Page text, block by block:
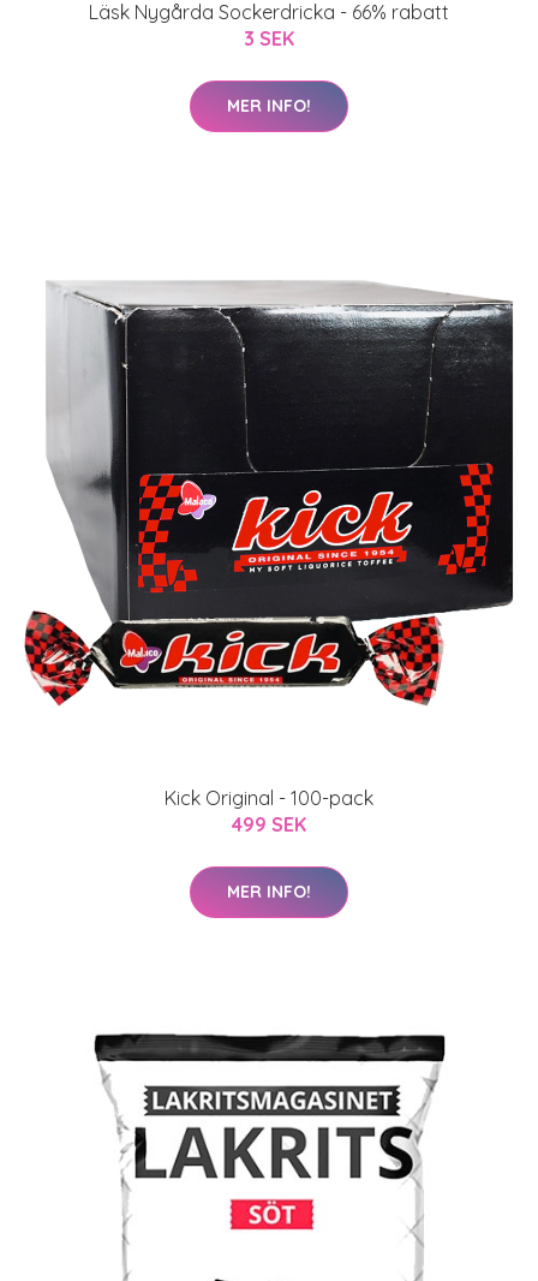
Läsk Nygårda Sockerdricka - 66% rabatt
3 SEK
MER INFO!
Kick Original - 100-pack
499 SEK
MER INFO!